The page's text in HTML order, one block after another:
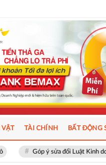
Góp ý sửa đổi Luật Kinh doanh bất
VẬT TÀI CHÍNH BẤT ĐỘNG